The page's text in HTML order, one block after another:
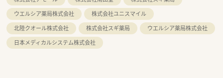
ウエルシア薬局株式会社
株式会社ユニスマイル
北陸クオール株式会社
株式会社スギ薬局
ウエルシア薬局株式会社
日本メディカルシステム株式会社